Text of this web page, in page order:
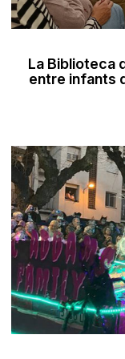
La Biblioteca
entre infants